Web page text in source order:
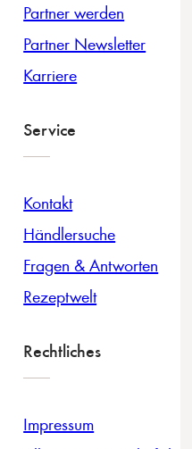
Partner werden
Partner Newsletter
Karriere
Service
Kontakt
Händlersuche
Fragen & Antworten
Rezeptwelt
Rechtliches
Impressum